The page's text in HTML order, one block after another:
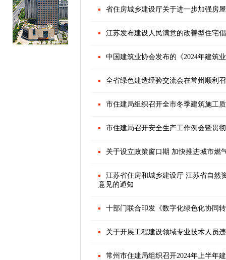
省住房城乡建设厅关于进一步加强房
江苏发布建设人民满意的改善型住宅
中国建筑业协会发布的《2024年建筑
全省绿色建造经验交流会在常州顺利
市住建局组织召开全市冬季建筑施工
市住建局召开安全生产工作例会暨贯
关于设立政策窗口期 加快推进城市燃
江苏省住房和城乡建设厅 江苏省自然
意见的通知
十部门联合印发《数字化绿色化协同
关于开展工程建设领域专业技术人员
常州市住建局组织召开2024年上半年